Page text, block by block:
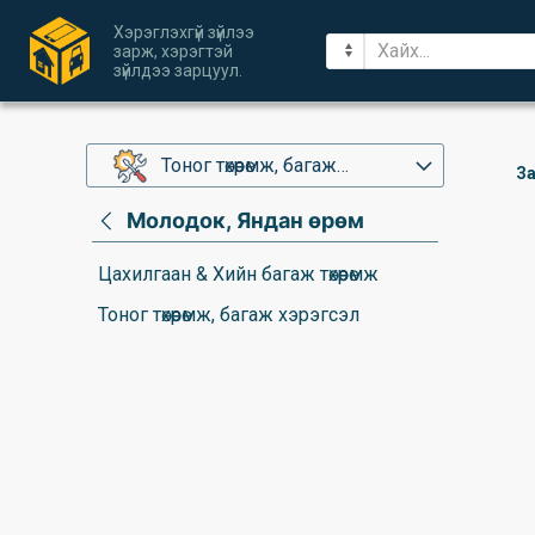
Хэрэглэхгүй зүйлээ
зарж, хэрэгтэй
зүйлдээ зарцуул.
Тоног төхөөрөмж, багаж
хэрэгсэл
Молодок, Яндан өрөм
Цахилгаан & Хийн багаж төхөөрөмж
Тоног төхөөрөмж, багаж хэрэгсэл